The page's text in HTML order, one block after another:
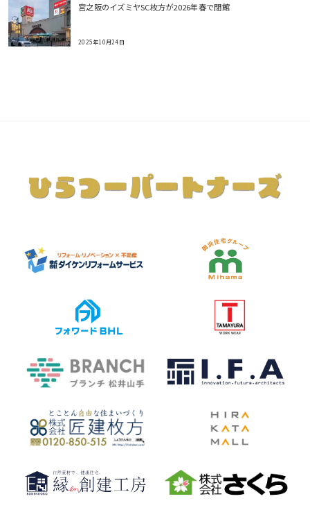
宮之阪のイズミヤSC枚方が2026年春で閉館
2025年10月24日